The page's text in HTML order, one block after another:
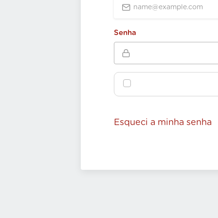
Senha
Esqueci a minha senha